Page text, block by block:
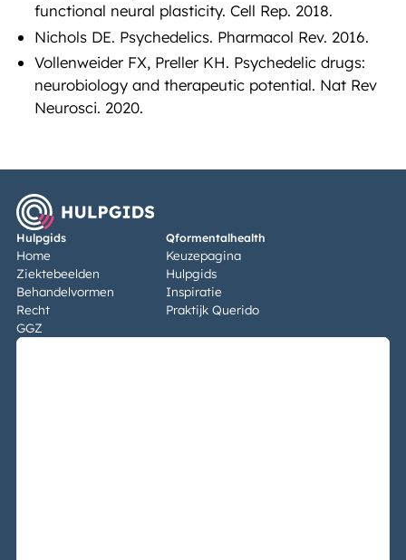
functional neural plasticity. Cell Rep. 2018.
Nichols DE. Psychedelics. Pharmacol Rev. 2016.
Vollenweider FX, Preller KH. Psychedelic drugs:
neurobiology and therapeutic potential. Nat Rev
Neurosci. 2020.
Hulpgids
Home
Ziektebeelden
Behandelvormen
Recht
GGZ
Qformentalhealth
Keuzepagina
Hulpgids
Inspiratie
Praktijk Querido